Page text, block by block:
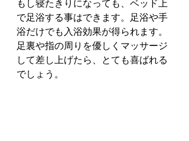
もし寝たきりになっても、ベッド上
で足浴する事はできます。足浴や手
浴だけでも入浴効果が得られます。
足裏や指の周りを優しくマッサージ
して差し上げたら、とても喜ばれる
でしょう。